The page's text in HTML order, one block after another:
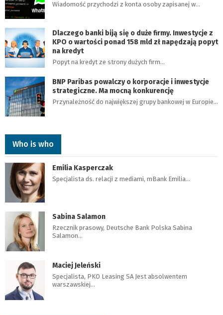
Wiadomość przychodzi z konta osoby zapisanej w…
Dlaczego banki biją się o duże firmy. Inwestycje z
KPO o wartości ponad 158 mld zł napędzają popyt
na kredyt
Popyt na kredyt ze strony dużych firm…
BNP Paribas powalczy o korporacje i inwestycje
strategiczne. Ma mocną konkurencję
Przynależność do największej grupy bankowej w Europie…
Who is who
Emilia Kasperczak
Specjalista ds. relacji z mediami, mBank Emilia…
Sabina Salamon
Rzecznik prasowy, Deutsche Bank Polska Sabina
Salamon…
Maciej Jeleński
Specjalista, PKO Leasing SA Jest absolwentem
warszawskiej…